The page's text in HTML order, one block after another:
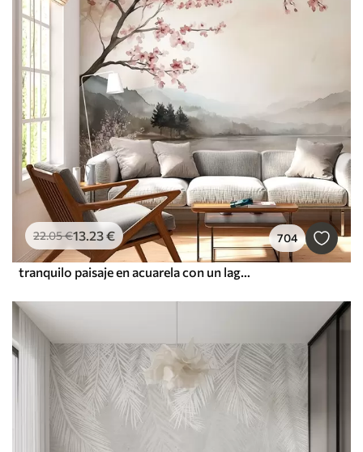
22.05€13.23€ 704
tranquilo paisaje en acuarela con un lago y un árbol en flor